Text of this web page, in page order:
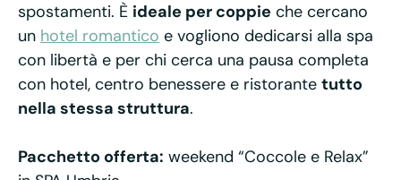
spostamenti. È ideale per coppie che cercano
un hotel romantico e vogliono dedicarsi alla spa
con libertà e per chi cerca una pausa completa
con hotel, centro benessere e ristorante tutto
nella stessa struttura.
Pacchetto offerta: weekend “Coccole e Relax”